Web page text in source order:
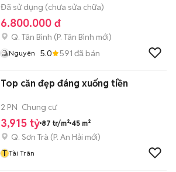
Đã sử dụng (chưa sửa chữa)
6.800.000 đ
Q. Tân Bình (P. Tân Bình mới)
Nguyên 5.0 591 đã bán
Top căn đẹp đáng xuống tiền
2 PN Chung cư
3,915 tỷ 87 tr/m² 45 m²
Q. Sơn Trà (P. An Hải mới)
T Tài Trân